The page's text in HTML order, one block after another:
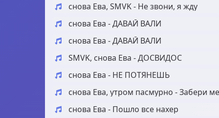
снова Ева, SMVK - Не звони, я жду
снова Ева - ДАВАЙ ВАЛИ
снова Ева - ДАВАЙ ВАЛИ
SMVK, снова Ева - ДОСВИДОС
снова Ева - НЕ ПОТЯНЕШЬ
снова Ева, утром пасмурно - Забери
снова Ева - Пошло все нахер